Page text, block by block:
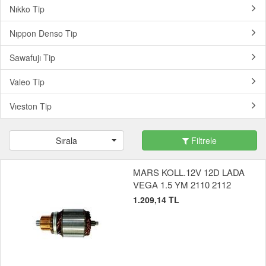
Nıkko Tip
Nıppon Denso Tip
Sawafujı Tip
Valeo Tip
Vıeston Tip
Sırala Filtrele
MARS KOLL.12V 12D LADA
VEGA 1.5 YM 2110 2112
1.209,14 TL